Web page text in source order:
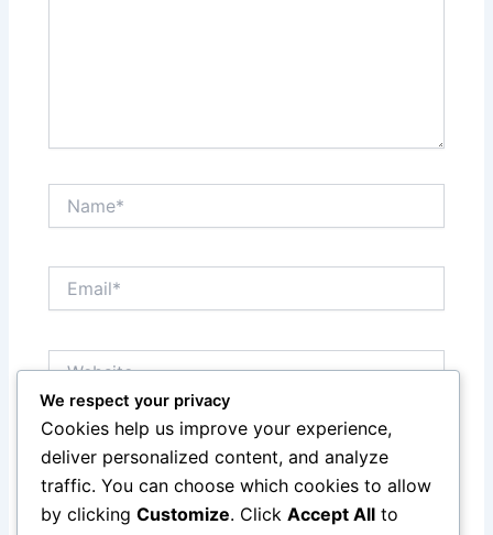
Save my name, email, and website in this browser
for the next time I comment.
We respect your privacy
Cookies help us improve your experience,
deliver personalized content, and analyze
traffic. You can choose which cookies to allow
by clicking Customize. Click Accept All to